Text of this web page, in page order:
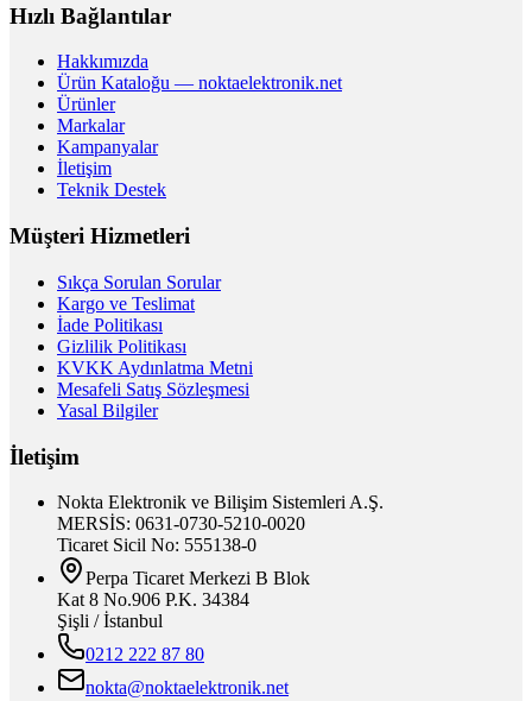
Hızlı Bağlantılar
Hakkımızda
Ürün Kataloğu — noktaelektronik.net
Ürünler
Markalar
Kampanyalar
İletişim
Teknik Destek
Müşteri Hizmetleri
Sıkça Sorulan Sorular
Kargo ve Teslimat
İade Politikası
Gizlilik Politikası
KVKK Aydınlatma Metni
Mesafeli Satış Sözleşmesi
Yasal Bilgiler
İletişim
Nokta Elektronik ve Bilişim Sistemleri A.Ş.
MERSİS: 0631-0730-5210-0020
Ticaret Sicil No: 555138-0
Perpa Ticaret Merkezi B Blok
Kat 8 No.906 P.K. 34384
Şişli / İstanbul
0212 222 87 80
nokta@noktaelektronik.net